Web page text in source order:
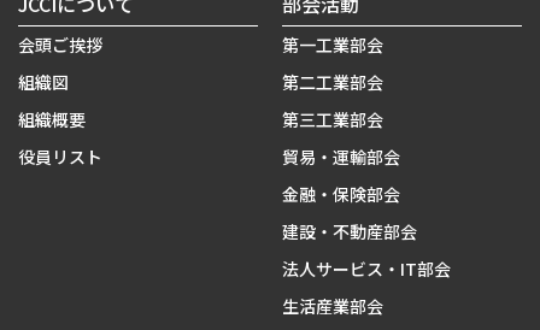
会頭ご挨拶
組織図
組織概要
役員リスト
第一工業部会
第二工業部会
第三工業部会
貿易・運輸部会
金融・保険部会
建設・不動産部会
法人サービス・IT部会
生活産業部会